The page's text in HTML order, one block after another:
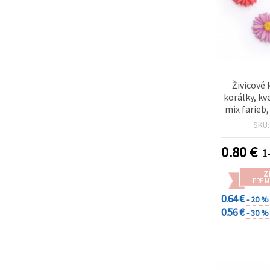
Živicové
korálky,
mix farieb,
SKU:
0.80€
PRE
0.64 €- 20 %
0.56 €- 30 %